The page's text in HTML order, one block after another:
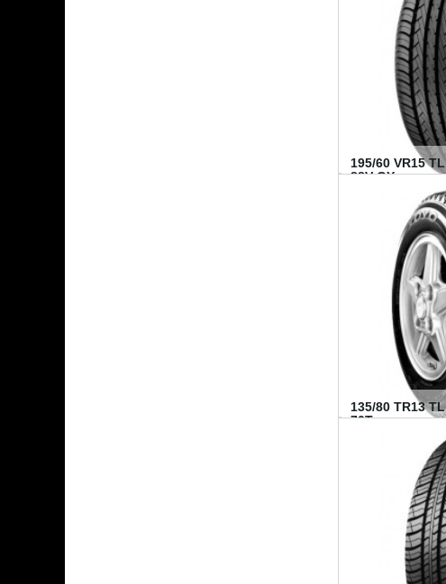
195/60 VR15 TL
88V GY...
135/80 TR13 TL
70T...